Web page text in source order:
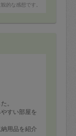
スポット
額の差額
的な感想です。
。
すい部屋を
用品を紹介